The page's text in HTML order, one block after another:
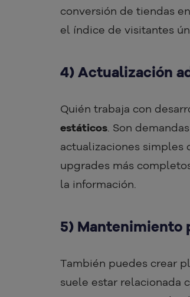
conversión de tiendas
el índice de visitantes
4) Actualización
Quién trabaja con
estáticos. Son
actualizaciones simples
upgrades más
la información.
5) Mantenimiento
También puedes crear
suele estar relacionada